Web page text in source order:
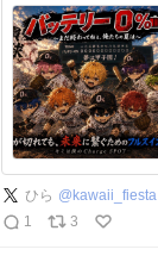
ひら @ kawaii_fiesta
1
3